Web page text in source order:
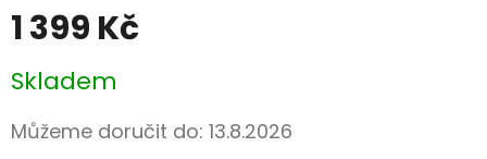
1 399 Kč
cena:
Skladem
Můžeme doručit do: 13.8.2026